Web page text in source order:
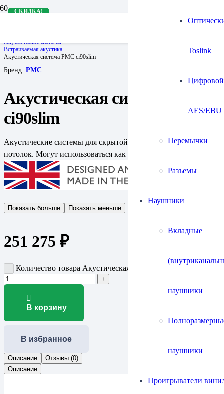
Toslink
Цифровой
AES/EBU
Перемычки
Разъемы
Наушники
Вкладные
наушники
наушники
Проигрыватели
Акустические системы
Встраиваемая акустика
Акустическая система PMC ci90slim
Бренд: PMC
Акустическая система PMC
ci90slim
Акустические системы для скрытой установки в стену или
потолок. Могут использоваться как настенные
Показать больше Показать меньше
251 275 ₽
Количество товара Акустическая система PMC ci90slim
В корзину
В избранное
Описание
Отзывы (0)
Описание
СКИДКА!
СКИДКА!
СКИДКА!
СКИДКА!
СКИДКА!